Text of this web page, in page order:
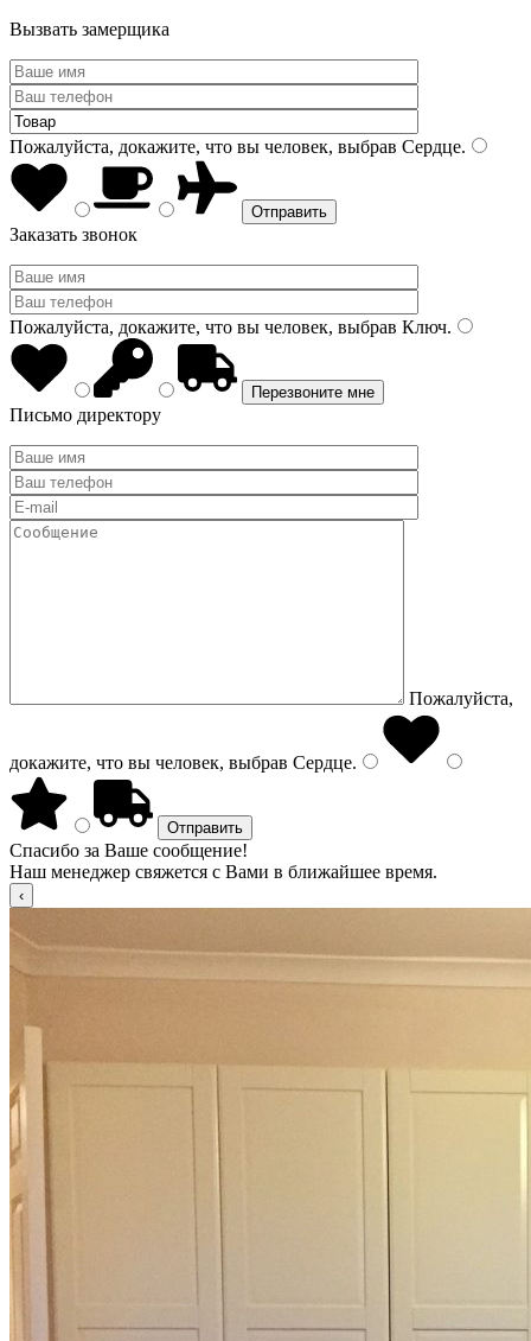
Вызвать замерщика
Пожалуйста, докажите, что вы человек, выбрав Сердце.
Заказать звонок
Пожалуйста, докажите, что вы человек, выбрав Ключ.
Письмо директору
Пожалуйста,
докажите, что вы человек, выбрав Сердце.
Спасибо за Ваше сообщение!
Наш менеджер свяжется с Вами в ближайшее время.